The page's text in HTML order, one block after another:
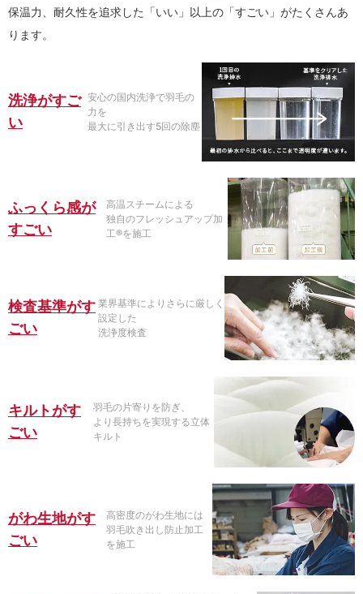
保温力、耐久性を追求した「いい」以上の「すごい」がたくさんあ
ります。
洗浄がすご
い
安心の国内洗浄で羽毛の
力を
最大に引き出す5回の除塵
ふっくら感が
すごい
高温スチームによる
独自のフレッシュアップ加
工®を施工
検査基準がす
ごい
業界基準によりさらに厳しく
設定した
洗浄度検査
キルトがす
ごい
羽毛の片寄りを防ぎ、
より長持ちを実現する立体
キルト
がわ生地がす
ごい
高密度のがわ生地には
羽毛吹き出し防止加工
を施工